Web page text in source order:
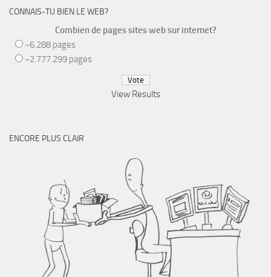
CONNAIS-TU BIEN LE WEB?
Combien de pages sites web sur internet?
~6.288 pages
~2.777.299 pages
View Results
ENCORE PLUS CLAIR